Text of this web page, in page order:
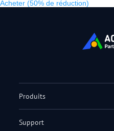
Acheter (50% de réduction)
Produits
Support